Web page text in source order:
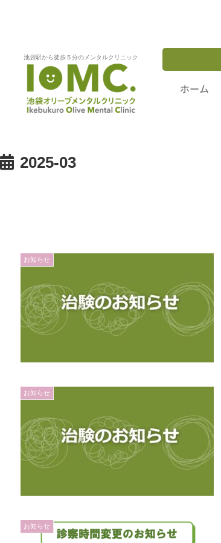
池袋駅から徒歩５分のメンタルクリニック
ホーム
2025-03
お知らせ
お知らせ
お知らせ